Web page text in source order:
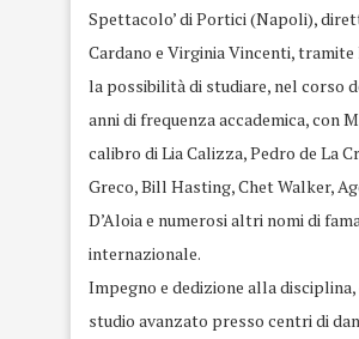
Spettacolo’ di Portici (Napoli),
Cardano e Virginia Vincenti, tramite
la possibilità di studiare, nel corso
anni di frequenza accademica, con
calibro di Lia Calizza, Pedro de La
Greco, Bill Hasting, Chet Walker,
D’Aloia e numerosi altri nomi di fama
internazionale.
Impegno e dedizione alla disciplina,
studio avanzato presso centri di